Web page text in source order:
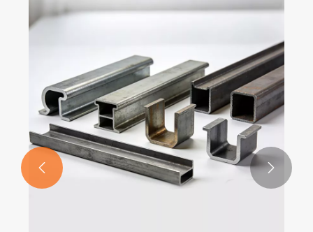
 